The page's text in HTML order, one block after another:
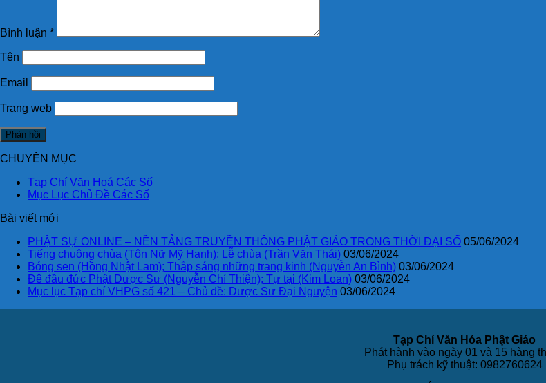
Bình luận *
Tên
Email
Trang web
CHUYÊN MỤC
Tạp Chí Văn Hoá Các Số
Mục Lục Chủ Đề Các Số
Bài viết mới
PHẬT SỰ ONLINE – NỀN TẢNG TRUYỀN THÔNG PHẬT GIÁO TRONG THỜI ĐẠI SỐ 05/06/2024
Tiếng chuông chùa (Tôn Nữ Mỹ Hạnh); Lễ chùa (Trần Văn Thái) 03/06/2024
Bóng sen (Hồng Nhật Lam); Thắp sáng những trang kinh (Nguyễn An Bình) 03/06/2024
Đê đầu đức Phật Dược Sư (Nguyễn Chí Thiện); Tự tại (Kim Loan) 03/06/2024
Mục lục Tạp chí VHPG số 421 – Chủ đề: Dược Sư Đại Nguyện 03/06/2024
Tạp Chí Văn Hóa Phật Giáo
Phát hành vào ngày 01 và 15 hàng
Phụ trách kỹ thuật: 0982760624